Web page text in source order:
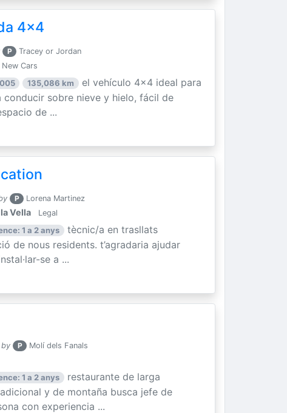
4x4
P Tracey or Jordan
Cars
135,086 km
el vehículo 4x4 ideal para
conducir sobre nieve y hielo, fácil de
de ...
P Lorena Martinez
Vella Legal
1 a 2 anys
tècnic/a en trasllats
de nous residents. t’agradaria ajudar
se a ...
P Molí dels Fanals
1 a 2 anys
restaurante de larga
y de montaña busca jefe de
con experiencia ...